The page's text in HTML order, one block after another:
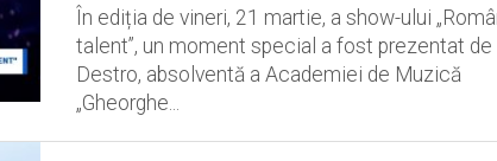
În ediția de vineri, 21 martie, a show-ului
talent”, un moment special a fost prezentat de
Destro, absolventă a Academiei de Muzică
„Gheorghe...